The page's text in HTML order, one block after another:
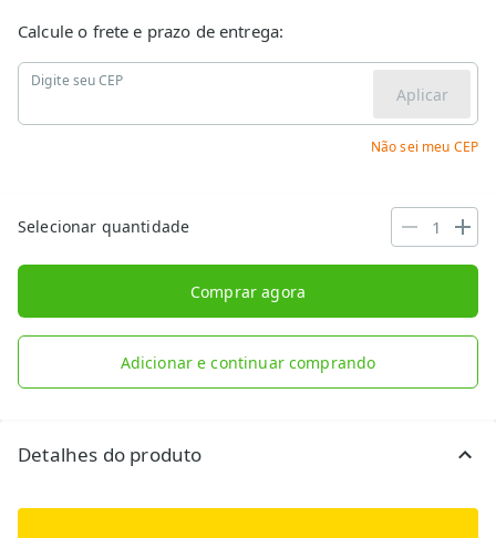
Calcule o frete e prazo de entrega:
Digite seu CEP
Aplicar
Não sei meu CEP
Selecionar quantidade
Comprar agora
Adicionar e continuar comprando
Detalhes do produto